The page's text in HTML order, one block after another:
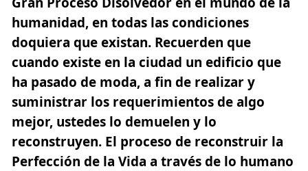
humanidad, en todas las condiciones
doquiera que existan. Recuerden que
cuando existe en la ciudad un edificio que
ha pasado de moda, a fin de realizar y
suministrar los requerimientos de algo
mejor, ustedes lo demuelen y lo
reconstruyen. El proceso de reconstruir la
Perfección de la Vida a través de lo humano